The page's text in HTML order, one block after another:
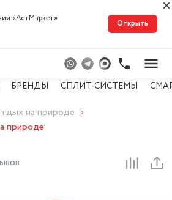
«АстМарке‪т‬»
Открыть
БРЕНДЫ СПЛИТ-СИСТЕМЫ
на природе
природе